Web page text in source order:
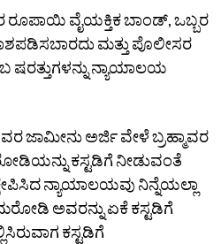
ವೈಯಕ್ತಿಕ ಬಾಂಡ್‌, ಒಬ್ಬರ
ಮತ್ತು ಪೊಲೀಸರ
ಷರತ್ತುಗಳನ್ನು ನ್ಯಾಯಾಲಯ
ಜಾಮೀನು ಅರ್ಜಿ ವೇಳೆ ಬ್ರಹ್ಮಾವರ
ಕಸ್ಟಡಿಗೆ ನೀಡುವಂತೆ
ನ್ಯಾಯಾಲಯವು ನಿನ್ನೆಯಲ್ಲಾ
ಅವರನ್ನು ಏಕೆ ಕಸ್ಟಡಿಗೆ
ಕಸ್ಟಡಿಗೆ